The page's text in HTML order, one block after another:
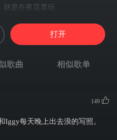
就是在夜店里玩
发生的事情
nightclubbing
是在夜店里玩
制冰机一样
nightclubbing
打开
歌曲 相似歌单
149
Iggy每天晚上出去浪的写照。